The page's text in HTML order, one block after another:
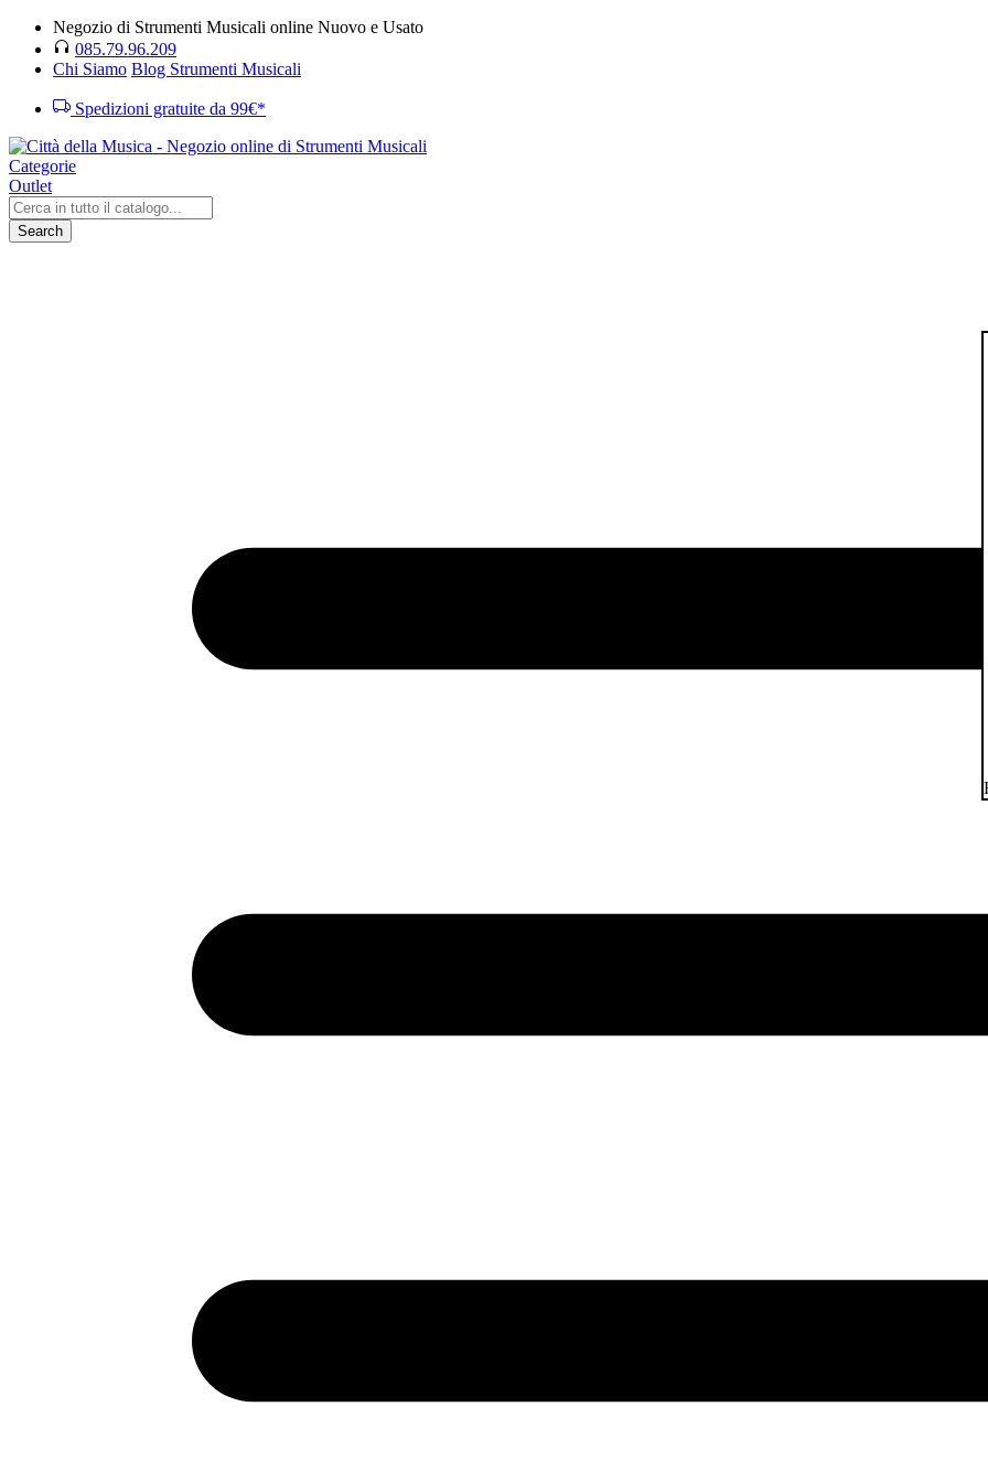
Negozio di Strumenti Musicali online Nuovo e Usato
085.79.96.209
Chi Siamo Blog Strumenti Musicali
Spedizioni gratuite da 99€*
Categorie
Outlet
Search